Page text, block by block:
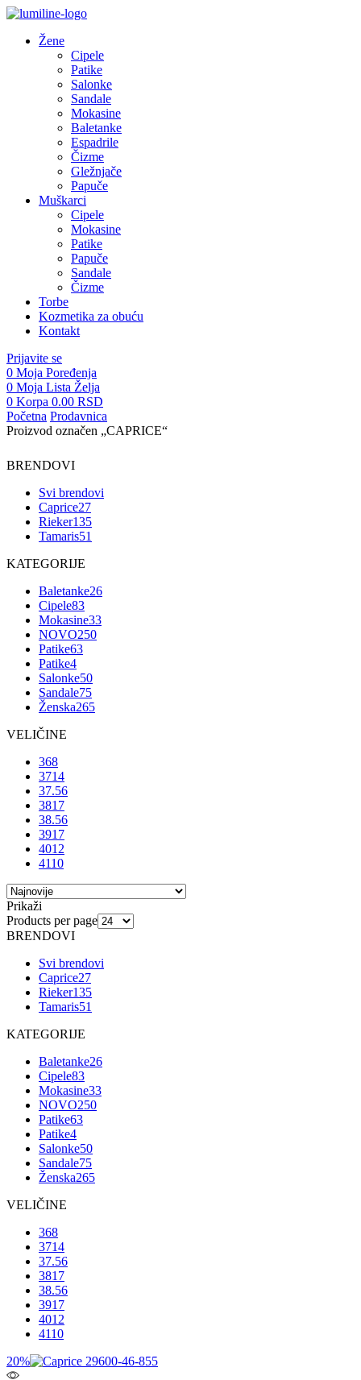
Žene
Cipele
Patike
Salonke
Sandale
Mokasine
Baletanke
Espadrile
Čizme
Gležnjače
Papuče
Muškarci
Cipele
Mokasine
Patike
Papuče
Sandale
Čizme
Torbe
Kozmetika za obuću
Kontakt
Prijavite se
0 Moja Poređenja
0 Moja Lista Želja
0 Korpa 0.00 RSD
Početna Prodavnica
Proizvod označen „CAPRICE“
BRENDOVI
Svi brendovi
Caprice27
Rieker135
Tamaris51
KATEGORIJE
Baletanke26
Cipele83
Mokasine33
NOVO250
Patike63
Patike4
Salonke50
Sandale75
Ženska265
VELIČINE
368
3714
37.56
3817
38.56
3917
4012
4110
Prikaži
Products per page
BRENDOVI
Svi brendovi
Caprice27
Rieker135
Tamaris51
KATEGORIJE
Baletanke26
Cipele83
Mokasine33
NOVO250
Patike63
Patike4
Salonke50
Sandale75
Ženska265
VELIČINE
368
3714
37.56
3817
38.56
3917
4012
4110
20%